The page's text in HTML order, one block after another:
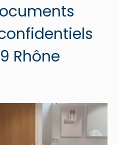
Rhône